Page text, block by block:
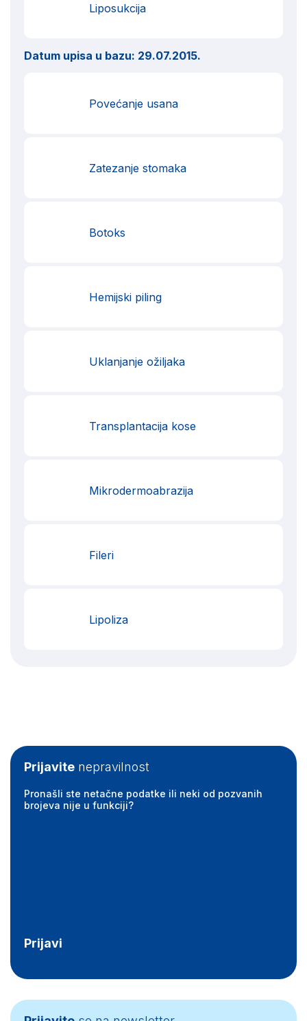
Liposukcija
Datum upisa u bazu: 29.07.2015.
Povećanje usana
Zatezanje stomaka
Botoks
Hemijski piling
Uklanjanje ožiljaka
Transplantacija kose
Mikrodermoabrazija
Fileri
Lipoliza
Prijavite nepravilnost
Pronašli ste netačne podatke ili neki od pozvanih
brojeva nije u funkciji?
Prijavi